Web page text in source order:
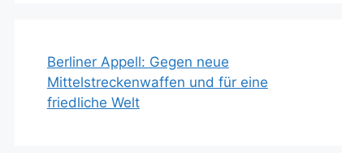
Berliner Appell: Gegen neue
Mittelstreckenwaffen und für eine
friedliche Welt